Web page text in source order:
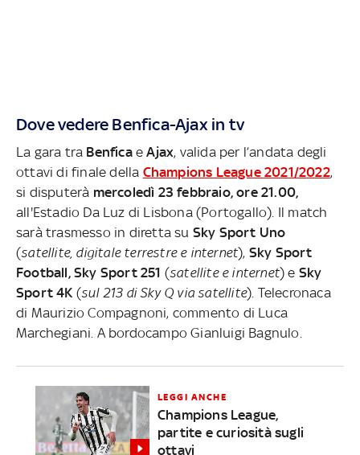
Dove vedere Benfica-Ajax in tv
La gara tra BenficaeAjax, valida per l’andata degli
ottavi di finale della Champions League 2021/2022,
si disputerà mercoledì 23 febbraio, ore 21.00,
all'Estadio Da Luz di Lisbona (Portogallo). Il match
sarà trasmesso in diretta su Sky Sport Uno
(satellite, digitale terrestre e internet), Sky Sport
Football, Sky Sport 251 (satellite e internet) e Sky
Sport 4K (sul 213 di Sky Q via satellite). Telecronaca
di Maurizio Compagnoni, commento di Luca
Marchegiani. A bordocampo Gianluigi Bagnulo.
LEGGI ANCHE
Champions League,
partite e curiosità sugli
ottavi